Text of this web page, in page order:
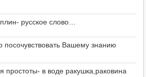
русское слово…
посочувствовать Вашему знанию
простоты- в воде ракушка,раковина